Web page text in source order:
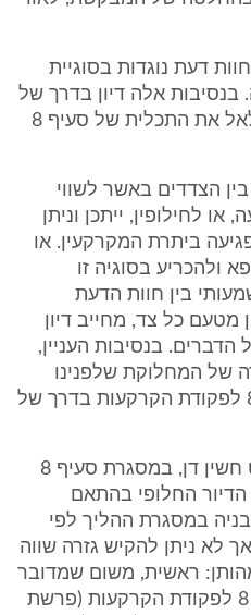
חוות דעת נוגדות בסוגיית
בנסיבות אלה דיון בדרך של
תקיפה עקיפה יסכל וישים לאל את התכלית של סעיף 8
בין הצדדים באשר לשווי
לחילופין, ייתכן וניתן
ביתרת המקרקעין. או
ולהכריע בסוגיה זו
בין חוות הדעת
כל צד, מחייב דיון
בנסיבות העניין,
של המחלוקת שלפנינו
במסגרת ההליך לפי סעיף 8 לפקודת הקרקעות בדרך של
אמנם בפרשת קיסר השופט חשין דן, במסגרת סעיף 8
החלופי בהתאם
והבניה במסגרת ההליך לפי
אך לא ניתן להקיש גזרה שווה
ראשית, משום שמדובר
בתנאי מוקדם ונוסף לסעיף 8 לפקודת הקרקעות (פרשת